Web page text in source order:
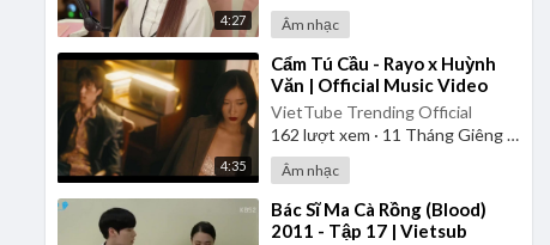
4:27 Âm nhạc
4:35
⁣Cẩm Tú Cầu - Rayo x Huỳnh
Văn | Official Music Video
VietTube Trending Official
162 lượt xem · 11 Tháng Giêng 2025
Âm nhạc
⁣Bác Sĩ Ma Cà Rồng (Blood)
2011 - Tập 17 | Vietsub